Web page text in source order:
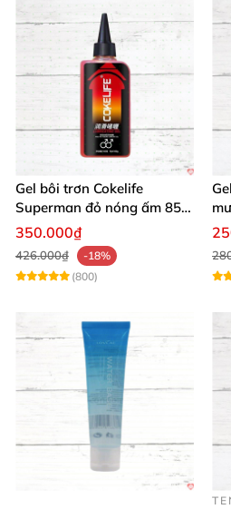
Gel bôi trơn Cokelife
Superman đỏ nóng ấm 85g
giảm đau rát
350.000₫
426.000₫
-18%
(800)